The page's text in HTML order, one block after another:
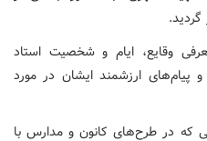
گردید.
وقایع، ایام و شخصیت استاد
پیام‌های ارزشمند ایشان در مورد
که در طرح‌های کانون و مدارس با